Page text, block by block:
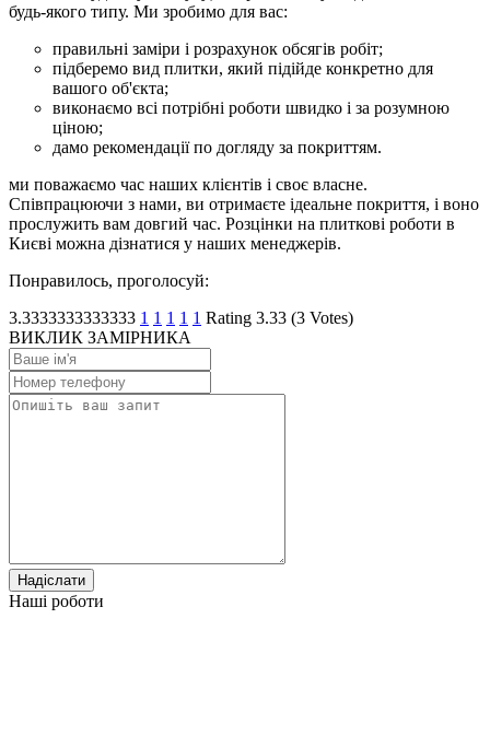
будь-якого типу. Ми зробимо для вас:
правильні заміри і розрахунок обсягів робіт;
підберемо вид плитки, який підійде конкретно для
вашого об'єкта;
виконаємо всі потрібні роботи швидко і за розумною
ціною;
дамо рекомендації по догляду за покриттям.
ми поважаємо час наших клієнтів і своє власне.
Співпрацюючи з нами, ви отримаєте ідеальне покриття, і воно
прослужить вам довгий час. Розцінки на плиткові роботи в
Києві можна дізнатися у наших менеджерів.
Понравилось, проголосуй:
3.3333333333333 1 1 1 1 1 Rating 3.33 (3 Votes)
ВИКЛИК ЗАМІРНИКА
Надіслати
Наші роботи